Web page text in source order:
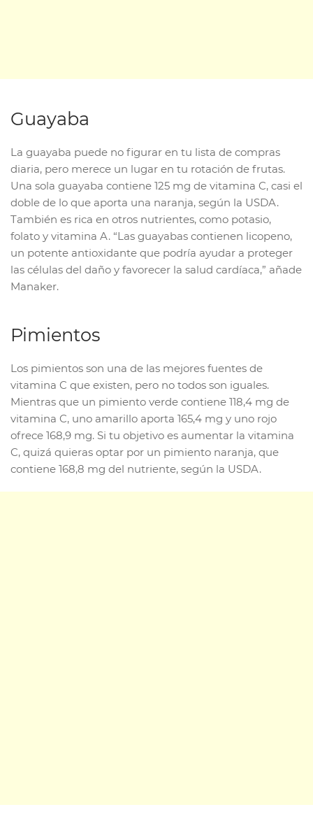
Guayaba
La guayaba puede no figurar en tu lista de compras
diaria, pero merece un lugar en tu rotación de frutas.
Una sola guayaba contiene 125 mg de vitamina C, casi el
doble de lo que aporta una naranja, según la USDA.
También es rica en otros nutrientes, como potasio,
folato y vitamina A. “Las guayabas contienen licopeno,
un potente antioxidante que podría ayudar a proteger
las células del daño y favorecer la salud cardíaca,” añade
Manaker.
Pimientos
Los pimientos son una de las mejores fuentes de
vitamina C que existen, pero no todos son iguales.
Mientras que un pimiento verde contiene 118,4 mg de
vitamina C, uno amarillo aporta 165,4 mg y uno rojo
ofrece 168,9 mg. Si tu objetivo es aumentar la vitamina
C, quizá quieras optar por un pimiento naranja, que
contiene 168,8 mg del nutriente, según la USDA.